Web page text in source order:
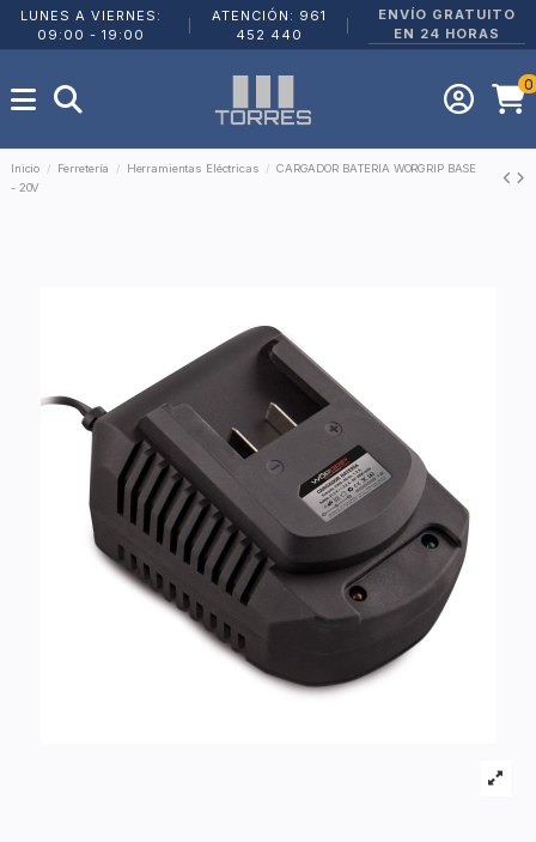
LUNES A VIERNES:
09:00 - 19:00
ATENCIÓN: 961
452 440
ENVÍO GRATUITO
EN 24 HORAS
0
Inicio Ferretería Herramientas Eléctricas
CARGADOR BATERIA WORGRIP BASE
- 20V